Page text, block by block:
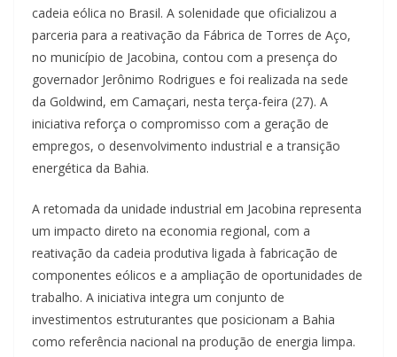
cadeia eólica no Brasil. A solenidade que oficializou a
parceria para a reativação da Fábrica de Torres de Aço,
no município de Jacobina, contou com a presença do
governador Jerônimo Rodrigues e foi realizada na sede
da Goldwind, em Camaçari, nesta terça-feira (27). A
iniciativa reforça o compromisso com a geração de
empregos, o desenvolvimento industrial e a transição
energética da Bahia.
A retomada da unidade industrial em Jacobina representa
um impacto direto na economia regional, com a
reativação da cadeia produtiva ligada à fabricação de
componentes eólicos e a ampliação de oportunidades de
trabalho. A iniciativa integra um conjunto de
investimentos estruturantes que posicionam a Bahia
como referência nacional na produção de energia limpa.